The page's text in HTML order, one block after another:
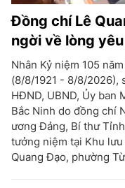
Đồng chí Lê
ngời về lòng
Nhân Kỷ niệm 105
(8/8/1921 - 8/8/2026),
HĐND, UBND, Ủy ban
Bắc Ninh do đồng chí
ương Đảng, Bí thư
tưởng niệm tại Khu
Quang Đạo, phường